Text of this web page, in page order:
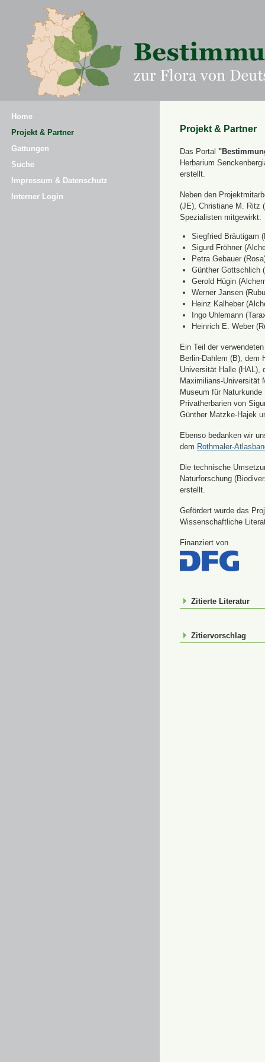
Home
Projekt & Partner
Gattungen
Suche
Impressum & Datenschutz
Interner Login
Projekt & Partner
Das Portal
Herbarium
erstellt.
Neben den
(JE), Christiane M. Ritz
Spezialisten mitgewirkt:
Siegfried Bräutigam
Sigurd Fröhner
Petra Gebauer
Günther Gottschlich
Gerold Hügin
Werner Jansen
Heinz Kalheber
Ingo Uhlemann
Heinrich E. Weber
Ein Teil der
Berlin-Dahlem (B), dem
Universität Halle (HAL),
Maximilians-Universität
Museum für
Privatherbarien von
Günther Matzke-Hajek
Ebenso bedanken wir
dem Rothmaler-
Die technische
Naturforschung
erstellt.
Gefördert wurde das
Wissenschaftliche
Finanziert von
Zitierte Literatur
Zitiervorschlag